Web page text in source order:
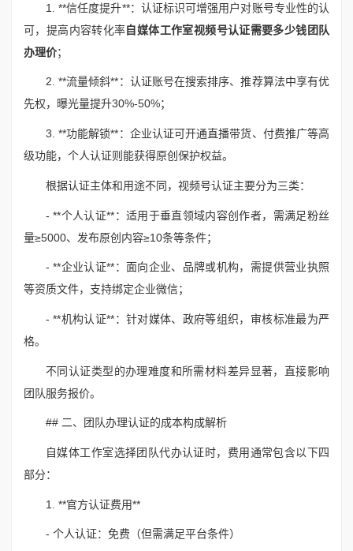
1. **信任度提升**：认证标识可增强用户对账号专业性的认
可，提高内容转化率自媒体工作室视频号认证需要多少钱团队
办理价；
2. **流量倾斜**：认证账号在搜索排序、推荐算法中享有优
先权，曝光量提升30%-50%；
3. **功能解锁**：企业认证可开通直播带货、付费推广等高
级功能，个人认证则能获得原创保护权益。
根据认证主体和用途不同，视频号认证主要分为三类：
- **个人认证**：适用于垂直领域内容创作者，需满足粉丝
量≥5000、发布原创内容≥10条等条件；
- **企业认证**：面向企业、品牌或机构，需提供营业执照
等资质文件，支持绑定企业微信；
- **机构认证**：针对媒体、政府等组织，审核标准最为严
格。
不同认证类型的办理难度和所需材料差异显著，直接影响
团队服务报价。
## 二、团队办理认证的成本构成解析
自媒体工作室选择团队代办认证时，费用通常包含以下四
部分：
1. **官方认证费用**
- 个人认证：免费（但需满足平台条件）